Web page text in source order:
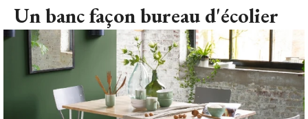
Un banc façon bureau d'écolier